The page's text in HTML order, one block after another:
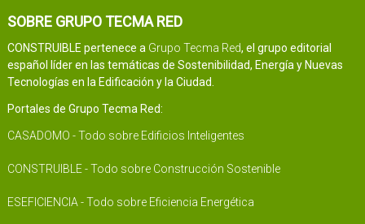
SOBRE GRUPO TECMA RED
CONSTRUIBLE pertenece a Grupo Tecma Red, el grupo editorial
español líder en las temáticas de Sostenibilidad, Energía y Nuevas
Tecnologías en la Edificación y la Ciudad.
Portales de Grupo Tecma Red:
CASADOMO - Todo sobre Edificios Inteligentes
CONSTRUIBLE - Todo sobre Construcción Sostenible
ESEFICIENCIA - Todo sobre Eficiencia Energética